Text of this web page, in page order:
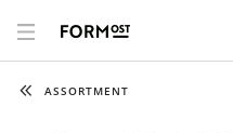
ASSORTMENT